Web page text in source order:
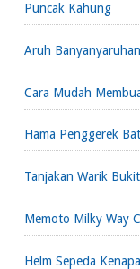
Puncak Kahung
Aruh Banyanyaruhan
Cara Mudah
Hama Penggerek
Tanjakan Warik
Memoto Milky Way
Helm Sepeda